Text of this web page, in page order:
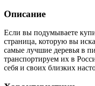
Описание
Если вы подумываете
страница, которую вы
самые лучшие деревья в
транспортируем их в
себя и своих близких